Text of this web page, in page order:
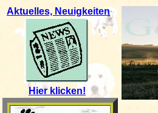
Aktuelles, Neuigkeiten
Hier klicken!